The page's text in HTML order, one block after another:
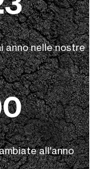
anno nelle nostre
all'anno